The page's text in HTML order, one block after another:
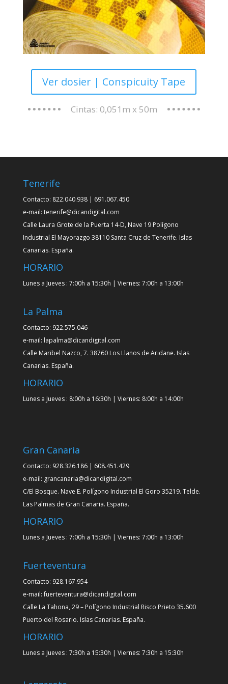
bordes. Cumple con la norma
ECE-104 Clase C
FICHA TÉCNICA
Ver dosier | Conspicuity Tape
Cintas: 0,051m x 50m
Tenerife
Contacto: 822.040.938 | 691.067.450
e-mail: tenerife@dicandigital.com
Calle Laura Grote de la Puerta 14-D, Nave 19 Polígono
Industrial El Mayorazgo 38110 Santa Cruz de Tenerife. Islas
Canarias. España.
HORARIO
Lunes a Jueves : 7:00h a 15:30h | Viernes: 7:00h a 13:00h
La Palma
Contacto: 922.575.046
e-mail: lapalma@dicandigital.com
Calle Maribel Nazco, 7. 38760 Los Llanos de Aridane. Islas
Canarias. España.
HORARIO
Lunes a Jueves : 8:00h a 16:30h | Viernes: 8:00h a 14:00h
Gran Canaria
Contacto: 928.326.186 | 608.451.429
e-mail: grancanaria@dicandigital.com
C/El Bosque. Nave E. Polígono Industrial El Goro 35219. Telde.
Las Palmas de Gran Canaria. España.
HORARIO
Lunes a Jueves : 7:00h a 15:30h | Viernes: 7:00h a 13:00h
Fuerteventura
Contacto: 928.167.954
e-mail: fuerteventura@dicandigital.com
Calle La Tahona, 29 – Polígono Industrial Risco Prieto 35.600
Puerto del Rosario. Islas Canarias. España.
HORARIO
Lunes a Jueves : 7:30h a 15:30h | Viernes: 7:30h a 15:30h